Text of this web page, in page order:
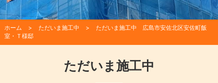
ホーム ただいま施工中
ただいま施工中 広島市安佐北区安佐町飯
室・Ｔ様邸
ただいま施工中